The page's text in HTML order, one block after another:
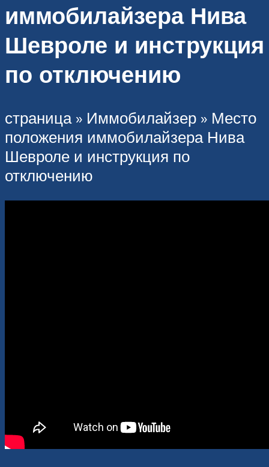
иммобилайзера Нива
Шевроле и инструкция
по отключению
страница » Иммобилайзер » Место
положения иммобилайзера Нива
Шевроле и инструкция по
отключению